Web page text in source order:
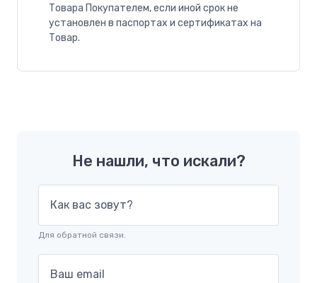
Товара Покупателем, если иной срок не
установлен в паспортах и сертификатах на
Товар.
Не нашли, что искали?
Как вас зовут?
Для обратной связи.
Ваш email